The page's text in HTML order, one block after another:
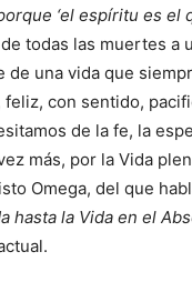
‘el espíritu es el
de todas las muertes a
una vida que
con sentido,
de la fe, la
más, por la Vida
Omega, del que
hasta la Vida en el